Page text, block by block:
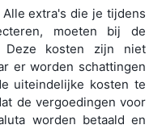
extra's die je tijdens
moeten bij de
Deze kosten zijn niet
er worden schattingen
uiteindelijke kosten te
de vergoedingen voor
worden betaald en